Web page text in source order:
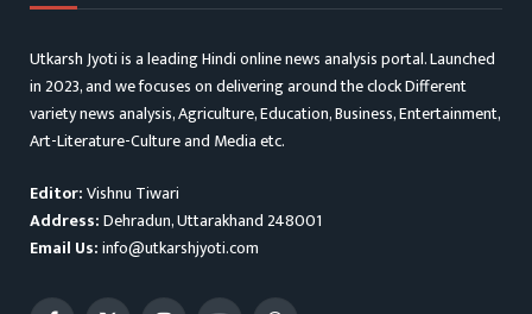
Utkarsh Jyoti is a leading Hindi online news analysis portal. Launched
in 2023, and we focuses on delivering around the clock Different
variety news analysis, Agriculture, Education, Business, Entertainment,
Art-Literature-Culture and Media etc.
Editor:Vishnu Tiwari
Address:Dehradun, Uttarakhand 248001
Email Us:info@utkarshjyoti.com